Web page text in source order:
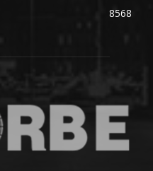
8568